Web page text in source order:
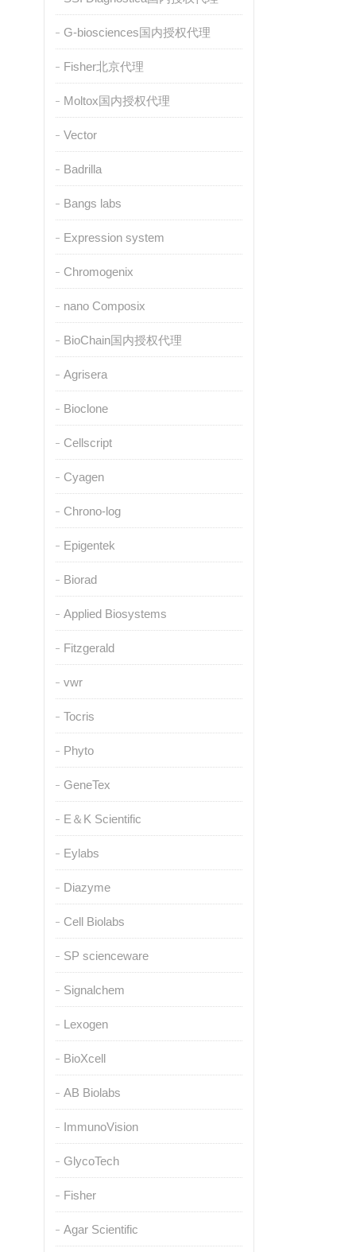
G-biosciences国内授权代理
Fisher北京代理
Moltox国内授权代理
Vector
Badrilla
Bangs labs
Expression system
Chromogenix
nano Composix
BioChain国内授权代理
Agrisera
Bioclone
Cellscript
Cyagen
Chrono-log
Epigentek
Biorad
Applied Biosystems
Fitzgerald
vwr
Tocris
Phyto
GeneTex
E＆K Scientific
Eylabs
Diazyme
Cell Biolabs
SP scienceware
Signalchem
Lexogen
BioXcell
AB Biolabs
ImmunoVision
GlycoTech
Fisher
Agar Scientific